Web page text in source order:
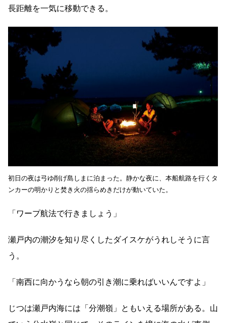
長距離を一気に移動できる。
初日の夜は弓ゆ削げ島しまに泊まった。静かな夜に、本船航路を行くタ
ンカーの明かりと焚き火の揺らめきだけが動いていた。
「ワープ航法で行きましょう」
瀬戸内の潮汐を知り尽くしたダイスケがうれしそうに言
う。
「南西に向かうなら朝の引き潮に乗ればいいんですよ」
じつは瀬戸内海には「分潮嶺」ともいえる場所がある。山